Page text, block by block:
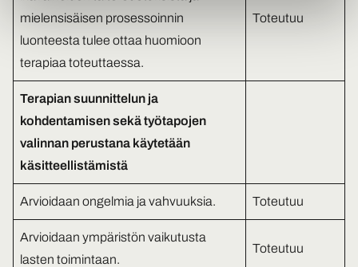
mielensisäisen prosessoinnin
luonteesta tulee ottaa huomioon
terapiaa toteuttaessa.
Toteutuu
Terapian suunnittelun ja
kohdentamisen sekä työtapojen
valinnan perustana käytetään
käsitteellistämistä
Arvioidaan ongelmia ja vahvuuksia. Toteutuu
Arvioidaan ympäristön vaikutusta
lasten toimintaan.
Toteutuu